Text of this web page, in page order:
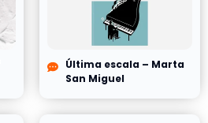
Última escala – Marta
San Miguel